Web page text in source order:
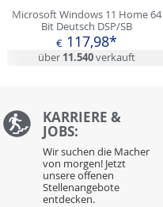
Microsoft Windows 11 Home 64
Bit Deutsch DSP/SB
€ 117,98*
über 11.540verkauft
KARRIERE &
JOBS:
Wir suchen die Macher
von morgen! Jetzt
unsere offenen
Stellenangebote
entdecken.